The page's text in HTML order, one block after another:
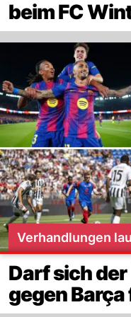
beim FC
Verhandlungen
Darf sich der
gegen